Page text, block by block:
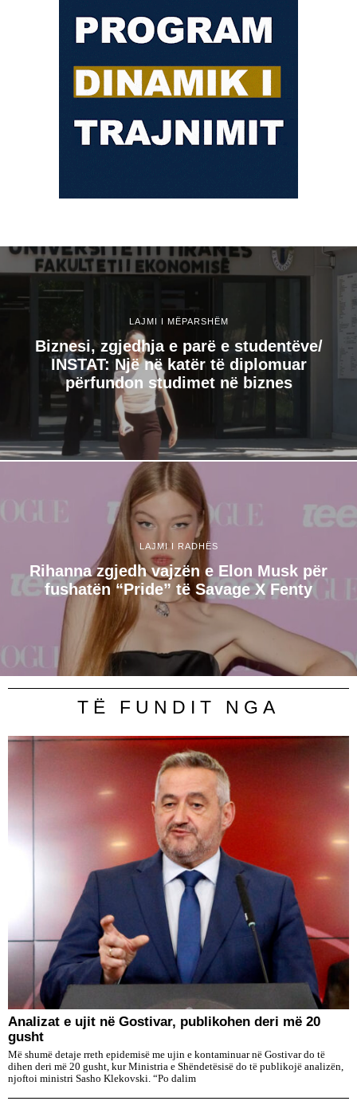
LAJMI I MËPARSHËM
Biznesi, zgjedhja e parë e studentëve/
INSTAT: Një në katër të diplomuar
përfundon studimet në biznes
LAJMI I RADHËS
Rihanna zgjedh vajzën e Elon Musk për
fushatën “Pride” të Savage X Fenty
TË FUNDIT NGA
Analizat e ujit në Gostivar, publikohen deri më 20
gusht
Më shumë detaje rreth epidemisë me ujin e kontaminuar në Gostivar do të
dihen deri më 20 gusht, kur Ministria e Shëndetësisë do të publikojë analizën,
njoftoi ministri Sasho Klekovski. “Po dalim